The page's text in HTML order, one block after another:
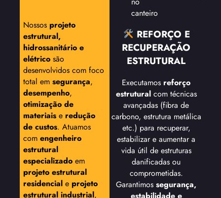
Nossos projeto
estrutural,
hidrossanitário e
elétrico são
desenvolvidos com foco
total emsegurança,
desempenho,
otimização de
materiais e redução
de custos. Atuamos
comengenheiro
estrutural
especializado em
projeto estrutural
residencial e projeto
estrutural industrial,
canteiro
REFORÇO E
RECUPERAÇÃO
ESTRUTURAL
Executamos reforço
estruturalcom técnicas
avançadas (fibra de
carbono, estrutura metálica
etc.) para recuperar,
estabilizar e aumentar a
vida útil de estruturas
danificadas ou
comprometidas.
Garantimossegurança,